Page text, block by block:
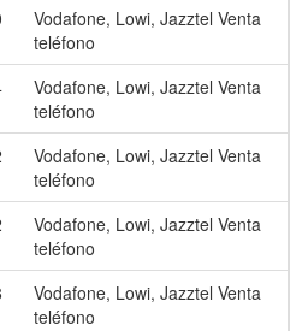
Vodafone, Lowi, Jazztel Venta
teléfono
Vodafone, Lowi, Jazztel Venta
teléfono
Vodafone, Lowi, Jazztel Venta
teléfono
Vodafone, Lowi, Jazztel Venta
teléfono
Vodafone, Lowi, Jazztel Venta
teléfono